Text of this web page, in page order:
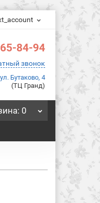
84-94
звонок
Бутаково, 4
(ТЦ Гранд)
: 0